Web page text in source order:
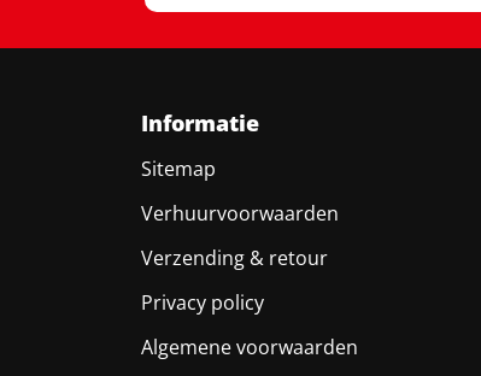
Informatie
Sitemap
Verhuurvoorwaarden
Verzending & retour
Privacy policy
Algemene voorwaarden